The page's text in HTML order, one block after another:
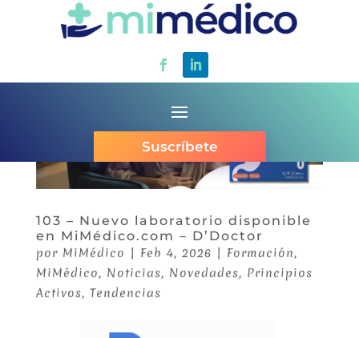
Suscríbete
103 – Nuevo laboratorio disponible
en MiMédico.com – D’Doctor
por MiMédico | Feb 4, 2026 | Formación,
MiMédico, Noticias, Novedades, Principios
Activos, Tendencias